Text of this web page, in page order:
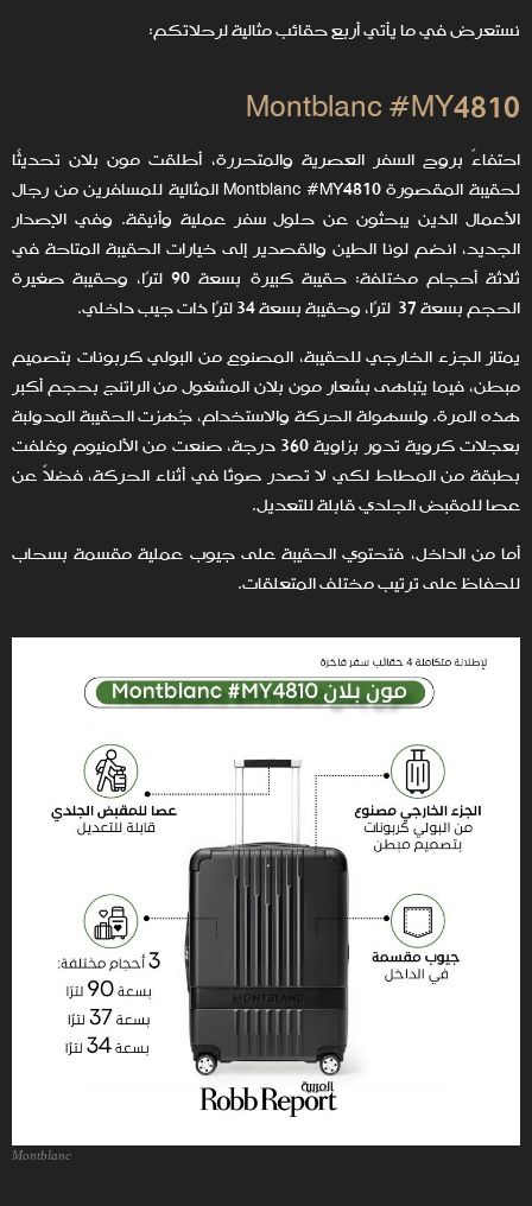
نستعرض في ما يأتي أربع حقائب مثالية لرحلاتكم:
Montblanc #MY4810
احتفاءً بروح السفر العصرية والمتحررة، أطلقت مون بلان تحديثًا
لحقيبة المقصورة Montblanc #MY4810 المثالية للمسافرين من رجال
الأعمال الذين يبحثون عن حلول سفر عملية وأنيقة. وفي الإصدار
الجديد، انضم لونا الطين والقصدير إلى خيارات الحقيبة المتاحة في
ثلاثة أحجام مختلفة: حقيبة كبيرة بسعة 90 لترًا، وحقيبة صغيرة
الحجم بسعة 37 لترًا، وحقيبة بسعة 34 لترًا ذات جيب داخلي.
يمتاز الجزء الخارجي للحقيبة، المصنوع من البولي كربونات بتصميم
مبطن، فيما يتباهى بشعار مون بلان المشغول من الراتنج بحجم أكبر
هذه المرة. ولسهولة الحركة والاستخدام، جُهزت الحقيبة المدولبة
بعجلات كروية تدور بزاوية 360 درجة، صنعت من الألمنيوم وغلفت
بطبقة من المطاط لكي لا تصدر صوتًا في أثناء الحركة، فضلاً عن
عصا للمقبض الجلدي قابلة للتعديل.
أما من الداخل، فتحتوي الحقيبة على جيوب عملية مقسمة بسحاب
للحفاظ على ترتيب مختلف المتعلقات.
Montblanc